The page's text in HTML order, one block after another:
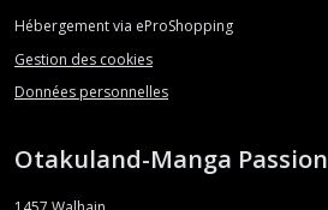
Hébergement via eProShopping
Gestion des cookies
Données personnelles
Otakuland-Manga Passion